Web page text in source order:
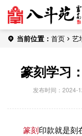
当前位置： 首页 艺
篆刻学习
发布时间：2024-
篆刻印款就是刻